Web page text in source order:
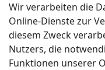
Wir verarbeiten die
Online-Dienste zur
diesem Zweck
Nutzers, die
Funktionen unserer